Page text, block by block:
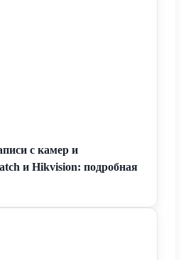
с камер и
и Hikvision: подробная